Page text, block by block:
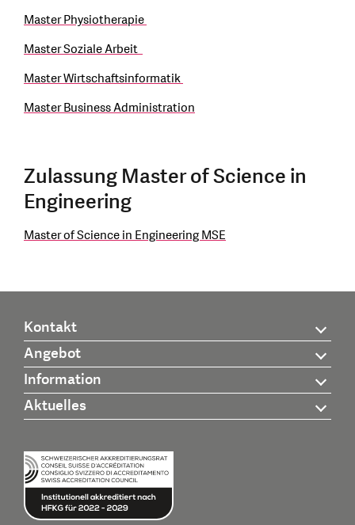
Master Physiotherapie
Master Soziale Arbeit
Master Wirtschaftsinformatik
Master Business Administration
Zulassung Master of Science in
Engineering
Master of Science in Engineering MSE
Kontakt
Angebot
Information
Aktuelles